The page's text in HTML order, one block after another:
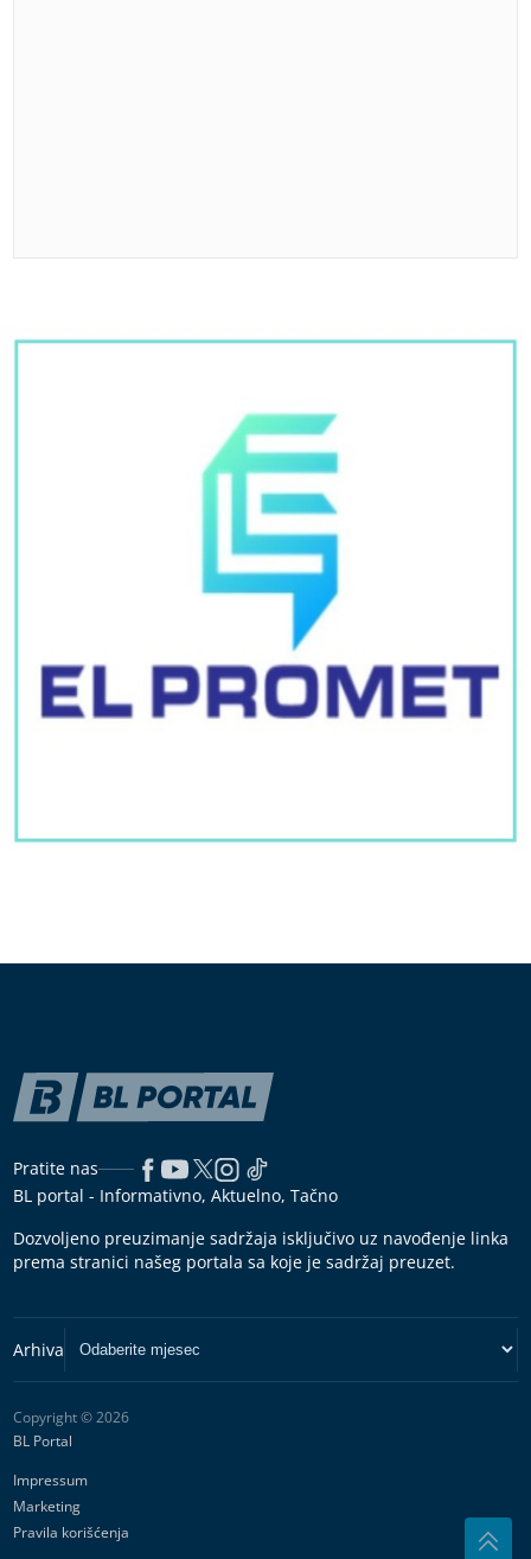
Pratite nas
BL portal - Informativno, Aktuelno, Tačno
Dozvoljeno preuzimanje sadržaja isključivo uz navođenje linka
prema stranici našeg portala sa koje je sadržaj preuzet.
Copyright © 2026
BL Portal
Impressum
Marketing
Pravila korišćenja